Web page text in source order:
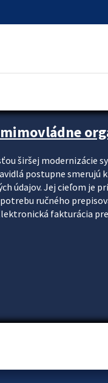
širšej modernizácie
postupne
údajov. Jej cieľom je
ručného
fakturácia